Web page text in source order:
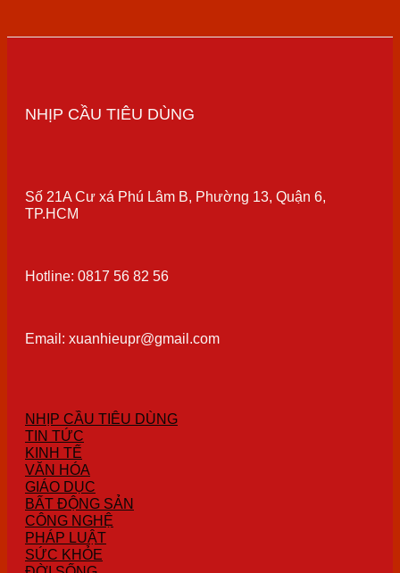
NHỊP CẦU TIÊU DÙNG
Số 21A Cư xá Phú Lâm B, Phường 13, Quận 6,
TP.HCM
Hotline: 0817 56 82 56
Email: xuanhieupr@gmail.com
NHỊP CẦU TIÊU DÙNG
TIN TỨC
KINH TẾ
VĂN HÓA
GIÁO DỤC
BẤT ĐỘNG SẢN
CÔNG NGHỆ
PHÁP LUẬT
SỨC KHỎE